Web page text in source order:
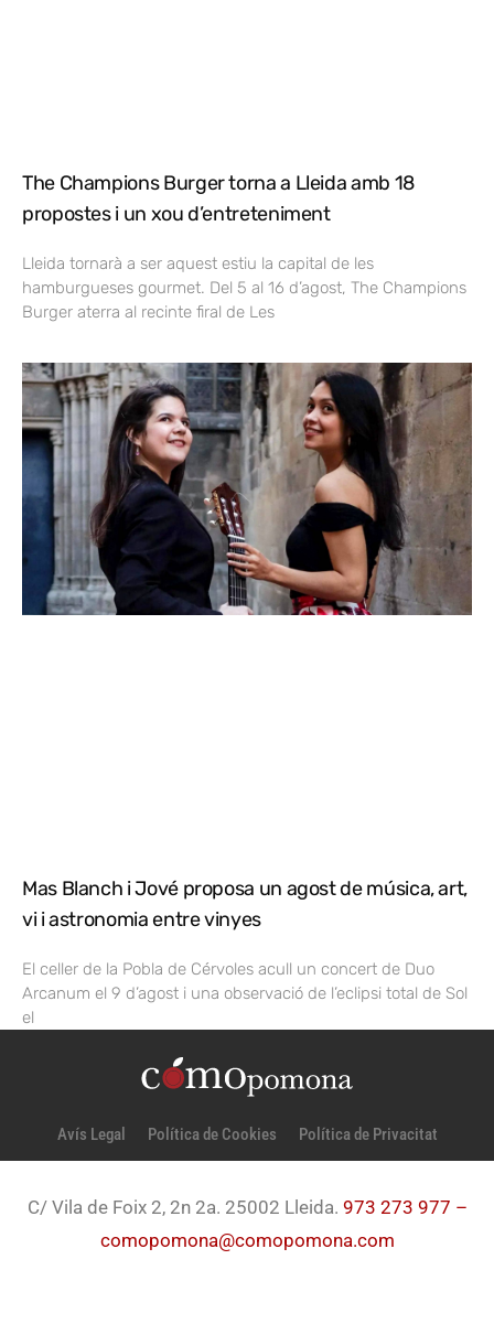
The Champions Burger torna a Lleida amb 18
propostes i un xou d’entreteniment
Lleida tornarà a ser aquest estiu la capital de les
hamburgueses gourmet. Del 5 al 16 d’agost, The Champions
Burger aterra al recinte firal de Les
Mas Blanch i Jové proposa un agost de música, art,
vi i astronomia entre vinyes
El celler de la Pobla de Cérvoles acull un concert de Duo
Arcanum el 9 d’agost i una observació de l’eclipsi total de Sol
el
Avís Legal Política de Cookies Política de Privacitat
C/ Vila de Foix 2, 2n 2a. 25002 Lleida. 973 273 977 –
comopomona@comopomona.com